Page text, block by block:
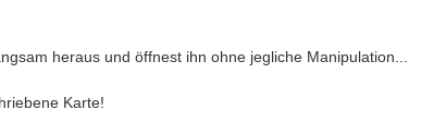
heraus und öffnest ihn ohne jegliche Manipulation...
Karte!